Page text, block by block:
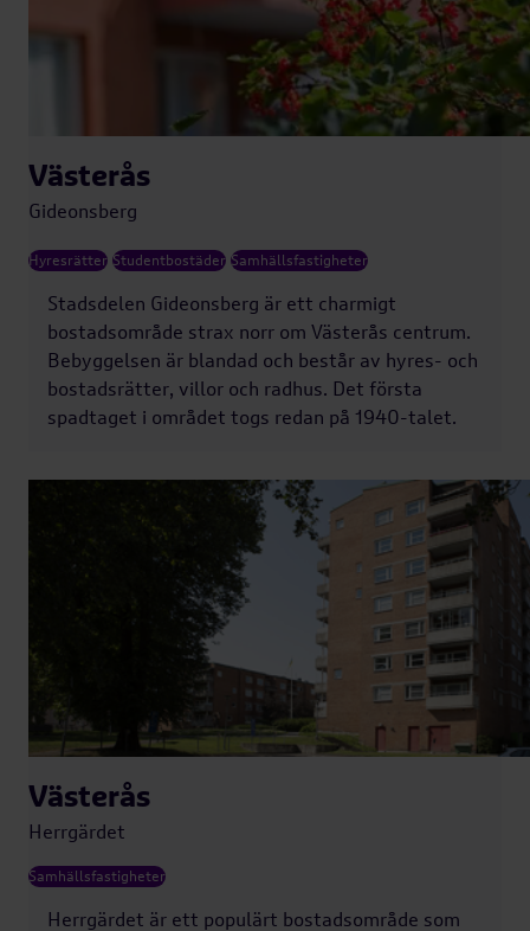
Västerås
Gideonsberg
Hyresrätter Studentbostäder Samhällsfastigheter
Stadsdelen Gideonsberg är ett charmigt
bostadsområde strax norr om Västerås centrum.
Bebyggelsen är blandad och består av hyres- och
bostadsrätter, villor och radhus. Det första
spadtaget i området togs redan på 1940-talet.
Västerås
Herrgärdet
Samhällsfastigheter
Herrgärdet är ett populärt bostadsområde som